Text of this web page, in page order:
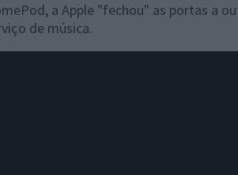
a Apple "fechou" as portas a
de música.